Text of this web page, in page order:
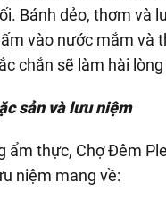
Bánh dẻo, thơm và
vào nước mắm và
chắn sẽ làm hài
sản và lưu niệm
ẩm thực, Chợ Đêm
niệm mang về: